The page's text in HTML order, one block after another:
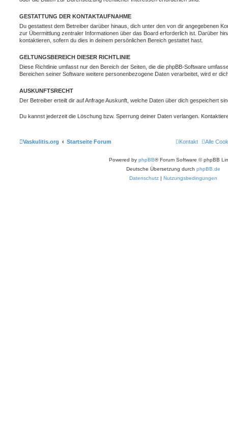
GESTATTUNG DER KONTAKTAUFNAHME
Du gestattest dem Betreiber darüber hinaus, dich unter den von dir angegebenen
zur Übermittlung zentraler Informationen über das Board erforderlich ist. Darüber
kontaktieren, sofern du dies in deinem persönlichen Bereich gestattet hast.
GELTUNGSBEREICH DIESER RICHTLINIE
Diese Richtlinie umfasst nur den Bereich der Seiten, die die phpBB-Software
Bereichen seiner Software weitere personenbezogene Daten verarbeitet, wird er
AUSKUNFTSRECHT
Der Betreiber erteilt dir auf Anfrage Auskunft, welche Daten über dich gespeichert
Du kannst jederzeit die Löschung bzw. Sperrung deiner Daten verlangen.
Vaskulitis.org Startseite Forum Alle
Kontakt
Powered by phpBB® Forum Software © phpBB
Deutsche Übersetzung durch phpBB.de
Datenschutz | Nutzungsbedingungen